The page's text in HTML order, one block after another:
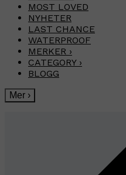
MOST LOVED
NYHETER
LAST CHANCE
WATERPROOF
MERKER ›
CATEGORY ›
BLOGG
Mer ›